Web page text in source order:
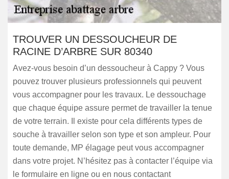
TROUVER UN DESSOUCHEUR DE
RACINE D’ARBRE SUR 80340
Avez-vous besoin d’un dessoucheur à Cappy ? Vous
pouvez trouver plusieurs professionnels qui peuvent
vous accompagner pour les travaux. Le dessouchage
que chaque équipe assure permet de travailler la tenue
de votre terrain. Il existe pour cela différents types de
souche à travailler selon son type et son ampleur. Pour
toute demande, MP élagage peut vous accompagner
dans votre projet. N’hésitez pas à contacter l’équipe via
le formulaire en ligne ou en nous contactant